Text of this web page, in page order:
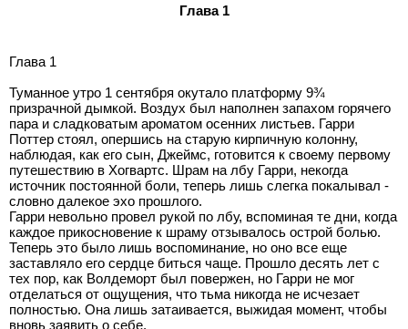
Глава 1
Глава 1
Туманное утро 1 сентября окутало платформу 9¾
призрачной дымкой. Воздух был наполнен запахом горячего
пара и сладковатым ароматом осенних листьев. Гарри
Поттер стоял, опершись на старую кирпичную колонну,
наблюдая, как его сын, Джеймс, готовится к своему первому
путешествию в Хогвартс. Шрам на лбу Гарри, некогда
источник постоянной боли, теперь лишь слегка покалывал -
словно далекое эхо прошлого.
Гарри невольно провел рукой по лбу, вспоминая те дни, когда
каждое прикосновение к шраму отзывалось острой болью.
Теперь это было лишь воспоминание, но оно все еще
заставляло его сердце биться чаще. Прошло десять лет с
тех пор, как Волдеморт был повержен, но Гарри не мог
отделаться от ощущения, что тьма никогда не исчезает
полностью. Она лишь затаивается, выжидая момент, чтобы
вновь заявить о себе.